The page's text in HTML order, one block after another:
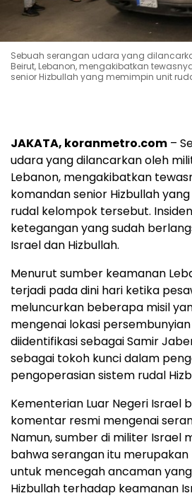
Sebuah serangan udara yang
Beirut, Lebanon, mengakibatkan
senior Hizbullah yang memimpin unit
JAKATA, koranmetro.com –
udara yang dilancarkan oleh
Lebanon, mengakibatkan
komandan senior Hizbullah
rudal kelompok tersebut.
ketegangan yang sudah
Israel dan Hizbullah.
Menurut sumber keamanan
terjadi pada dini hari ketika
meluncurkan beberapa misil
mengenai lokasi
diidentifikasi sebagai Samir
sebagai tokoh kunci dalam
pengoperasian sistem rudal
Kementerian Luar Negeri Israel
komentar resmi mengenai
Namun, sumber di militer Israel
bahwa serangan itu
untuk mencegah ancaman
Hizbullah terhadap keamanan